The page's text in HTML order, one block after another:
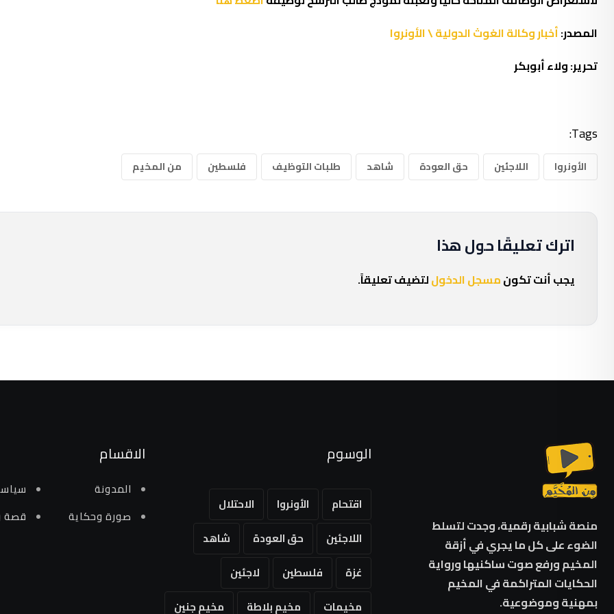
المصدر:أخبار وكالة الغوث الدولية \ الأونروا
تحرير: ولاء أبوبكر
Tags:
الأونروا اللاجئين حق العودة شاهد طلبات التوظيف فلسطين من المخيم
اترك تعليقًا حول هذا
يجب أنت تكونمسجل الدخوللتضيف تعليقاً.
منصة شبابية رقمية، وجدت لتسلط
الضوء على كل ما يجري في أزقة
المخيم ورفع صوت ساكنيها ورواية
الحكايات المتراكمة في المخيم
بمهنية وموضوعية.
الوسوم
اقتحام الأونروا
الاحتلال
اللاجئين
حق العودة
شاهد
غزة
فلسطين
لاجئين
مخيمات
مخيم بلاطة مخيم جنين
الاقسام
المدونة
صورة وحكاية
قصة